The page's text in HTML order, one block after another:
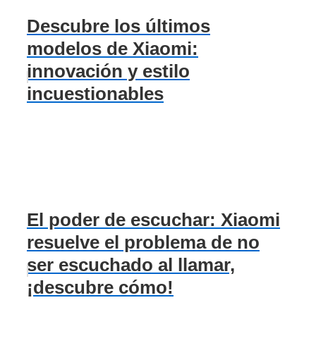
Descubre los últimos
modelos de Xiaomi:
innovación y estilo
incuestionables
El poder de escuchar: Xiaomi
resuelve el problema de no
ser escuchado al llamar,
¡descubre cómo!